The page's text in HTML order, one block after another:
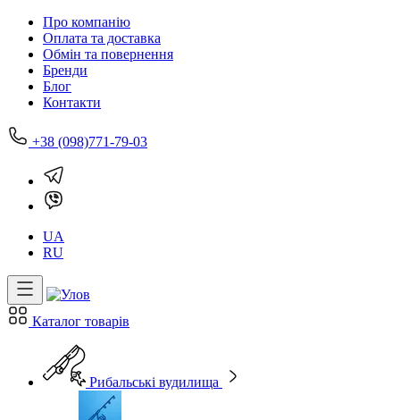
Про компанію
Оплата та доставка
Обмін та повернення
Бренди
Блог
Контакти
+38 (098)771-79-03
UA
RU
Каталог товарів
Рибальські вудилища